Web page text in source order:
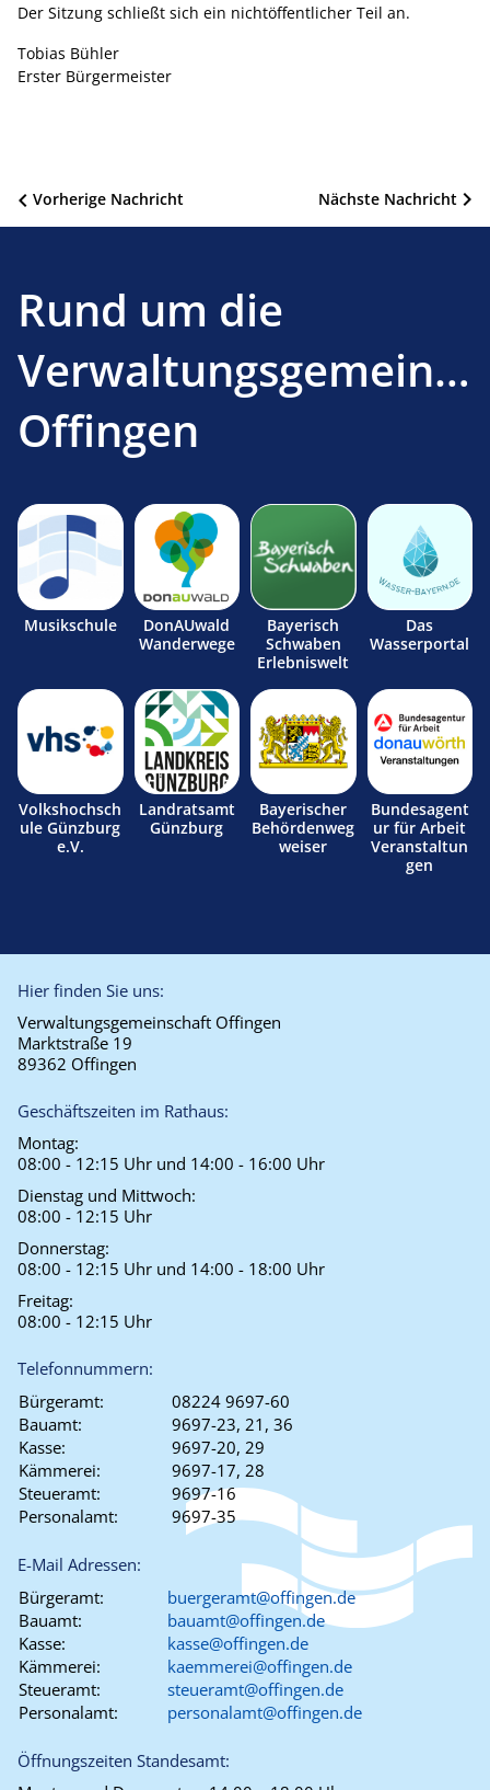
Der Sitzung schließt sich ein nichtöffentlicher Teil an.
Tobias Bühler
Erster Bürgermeister
Beitragsnavigation Nächste Nachricht
Vorherige Nachricht
Rund um die
Offingen
Musikschule
DonAUwald
Wanderwege
Bayerisch
Schwaben
Erlebniswelt
Das
Wasserportal
Volkshochsch
ule Günzburg
e.V.
Landratsamt
Günzburg
Bayerischer
Behördenweg
weiser
Bundesagent
ur für Arbeit
Veranstaltun
gen
Hier finden Sie uns:
Verwaltungsgemeinschaft Offingen
Marktstraße 19
89362 Offingen
Geschäftszeiten im Rathaus:
Montag:
08:00 - 12:15 Uhr und 14:00 - 16:00 Uhr
Dienstag und Mittwoch:
08:00 - 12:15 Uhr
Donnerstag:
08:00 - 12:15 Uhr und 14:00 - 18:00 Uhr
Freitag:
08:00 - 12:15 Uhr
Telefonnummern:
Bürgeramt:
08224 9697-60
Bauamt:
9697-23, 21, 36
Kasse:
9697-20, 29
Kämmerei:
9697-17, 28
Steueramt:
9697-16
Personalamt:
9697-35
E-Mail Adressen:
Bürgeramt:
buergeramt@offingen.de
Bauamt:
bauamt@offingen.de
Kasse:
kasse@offingen.de
Kämmerei:
kaemmerei@offingen.de
Steueramt:
steueramt@offingen.de
Personalamt:
personalamt@offingen.de
Öffnungszeiten Standesamt: